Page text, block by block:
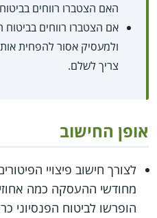
האם הצטברו רווחים
אם הצטברו רווחים בביטוח
ולמעסיק אסור להפחית
צריך לשלם.
אופן החישוב
לצורך חישוב פיצויי
מחודשי ההעסקה כמה
הופרשו לביטוח הפנסיוני